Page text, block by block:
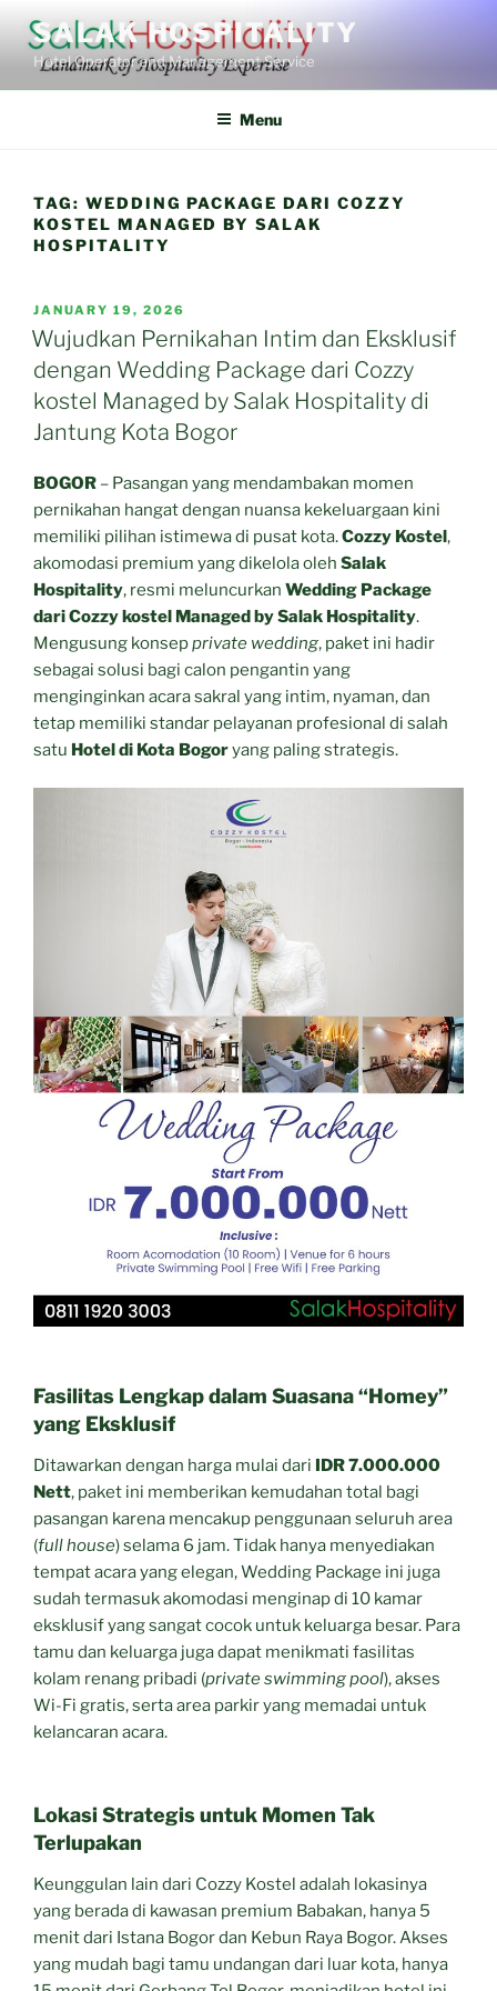
content
SALAK HOSPITALITY
Hotel Operator and Management Service
Menu
TAG: WEDDING PACKAGE DARI COZZY
KOSTEL MANAGED BY SALAK
HOSPITALITY
POSTED
ON
JANUARY 19, 2026
Wujudkan Pernikahan Intim dan Eksklusif
dengan Wedding Package dari Cozzy
kostel Managed by Salak Hospitality di
Jantung Kota Bogor
BOGOR – Pasangan yang mendambakan momen
pernikahan hangat dengan nuansa kekeluargaan kini
memiliki pilihan istimewa di pusat kota.Cozzy Kostel,
akomodasi premium yang dikelola oleh Salak
Hospitality, resmi meluncurkan Wedding Package
dari Cozzy kostel Managed by Salak Hospitality.
Mengusung konsepprivate wedding, paket ini hadir
sebagai solusi bagi calon pengantin yang
menginginkan acara sakral yang intim, nyaman, dan
tetap memiliki standar pelayanan profesional di salah
satu Hotel di Kota Bogoryang paling strategis.
Fasilitas Lengkap dalam Suasana “Homey”
yang Eksklusif
Ditawarkan dengan harga mulai dari IDR 7.000.000
Nett, paket ini memberikan kemudahan total bagi
pasangan karena mencakup penggunaan seluruh area
(full house) selama 6 jam. Tidak hanya menyediakan
tempat acara yang elegan, Wedding Package ini juga
sudah termasuk akomodasi menginap di 10 kamar
eksklusif yang sangat cocok untuk keluarga besar. Para
tamu dan keluarga juga dapat menikmati fasilitas
kolam renang pribadi (private swimming pool), akses
Wi-Fi gratis, serta area parkir yang memadai untuk
kelancaran acara.
Lokasi Strategis untuk Momen Tak
Terlupakan
Keunggulan lain dari Cozzy Kostel adalah lokasinya
yang berada di kawasan premium Babakan, hanya 5
menit dari Istana Bogor dan Kebun Raya Bogor. Akses
yang mudah bagi tamu undangan dari luar kota, hanya